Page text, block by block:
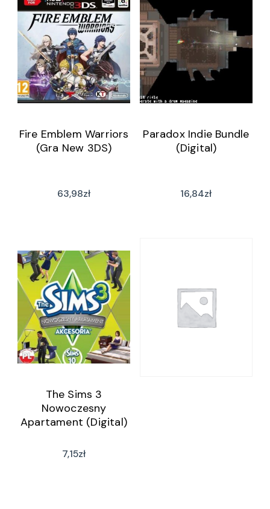
Fire Emblem Warriors
(Gra New 3DS)
63,98zł
Paradox Indie Bundle
(Digital)
16,84zł
The Sims 3
Nowoczesny
Apartament (Digital)
7,15zł